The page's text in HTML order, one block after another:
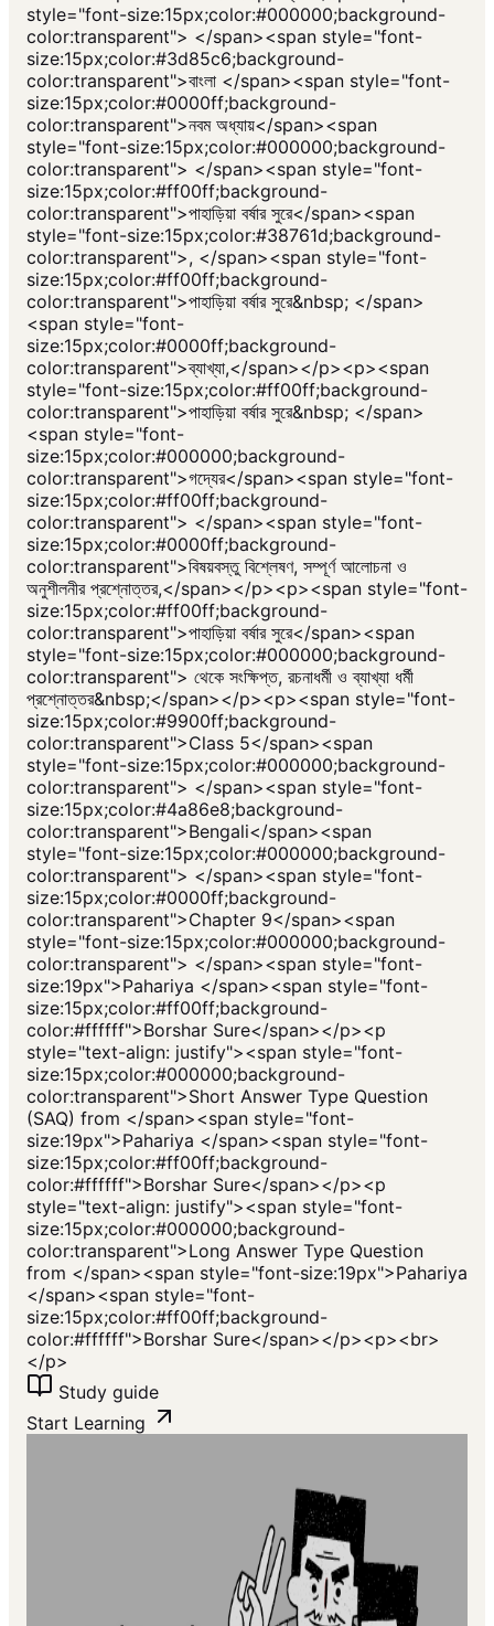
style="font-size:15px;color:#000000;background-
color:transparent"> </span><span style="font-
size:15px;color:#3d85c6;background-
color:transparent">বাংলা </span><span style="font-
size:15px;color:#0000ff;background-
color:transparent">নবম অধ্যায়</span><span
style="font-size:15px;color:#000000;background-
color:transparent"> </span><span style="font-
size:15px;color:#ff00ff;background-
color:transparent">পাহাড়িয়া বর্ষার সুরে</span><span
style="font-size:15px;color:#38761d;background-
color:transparent">, </span><span style="font-
size:15px;color:#ff00ff;background-
color:transparent">পাহাড়িয়া বর্ষার সুরে&nbsp; </span>
<span style="font-
size:15px;color:#0000ff;background-
color:transparent">ব্যাখ্যা,</span></p><p><span
style="font-size:15px;color:#ff00ff;background-
color:transparent">পাহাড়িয়া বর্ষার সুরে&nbsp; </span>
<span style="font-
size:15px;color:#000000;background-
color:transparent">গদ্যের</span><span style="font-
size:15px;color:#ff00ff;background-
color:transparent"> </span><span style="font-
size:15px;color:#0000ff;background-
color:transparent">বিষয়বস্তু বিশ্লেষণ, সম্পূর্ণ আলোচনা ও
অনুশীলনীর প্রশ্নোত্তর,</span></p><p><span style="font-
size:15px;color:#ff00ff;background-
color:transparent">পাহাড়িয়া বর্ষার সুরে</span><span
style="font-size:15px;color:#000000;background-
color:transparent"> থেকে সংক্ষিপ্ত, রচনাধর্মী ও ব্যাখ্যা ধর্মী
প্রশ্নোত্তর&nbsp;</span></p><p><span style="font-
size:15px;color:#9900ff;background-
color:transparent">Class 5</span><span
style="font-size:15px;color:#000000;background-
color:transparent"> </span><span style="font-
size:15px;color:#4a86e8;background-
color:transparent">Bengali</span><span
style="font-size:15px;color:#000000;background-
color:transparent"> </span><span style="font-
size:15px;color:#0000ff;background-
color:transparent">Chapter 9</span><span
style="font-size:15px;color:#000000;background-
color:transparent"> </span><span style="font-
size:19px">Pahariya </span><span style="font-
size:15px;color:#ff00ff;background-
color:#ffffff">Borshar Sure</span></p><p
style="text-align: justify"><span style="font-
size:15px;color:#000000;background-
color:transparent">Short Answer Type Question
(SAQ) from </span><span style="font-
size:19px">Pahariya </span><span style="font-
size:15px;color:#ff00ff;background-
color:#ffffff">Borshar Sure</span></p><p
style="text-align: justify"><span style="font-
size:15px;color:#000000;background-
color:transparent">Long Answer Type Question
from </span><span style="font-size:19px">Pahariya
</span><span style="font-
size:15px;color:#ff00ff;background-
color:#ffffff">Borshar Sure</span></p><p><br>
</p>
Study guide
Start Learning